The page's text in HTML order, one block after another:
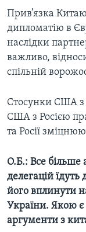
Прив’язка
дипломатію в
наслідки
важливо,
спільній
Стосунки США з
США з Росією
та Росії
О.Б.: Все більше
делегацій
його вплинути
України. Якою є
аргументи з